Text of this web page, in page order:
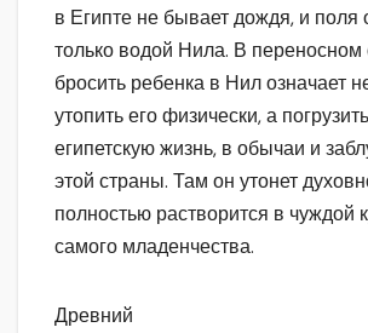
в Египте не бывает дождя, и
только водой Нила. В
бросить ребенка в Нил означает
утопить его физически, а
египетскую жизнь, в обычаи и
этой страны. Там он утонет
полностью растворится в чуждой
самого младенчества.
Древний